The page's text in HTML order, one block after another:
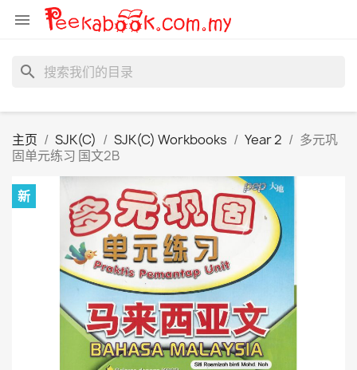

search
主页 SJK(C) SJK(C) Workbooks Year 2
多元巩
固单元练习 国文2B
新